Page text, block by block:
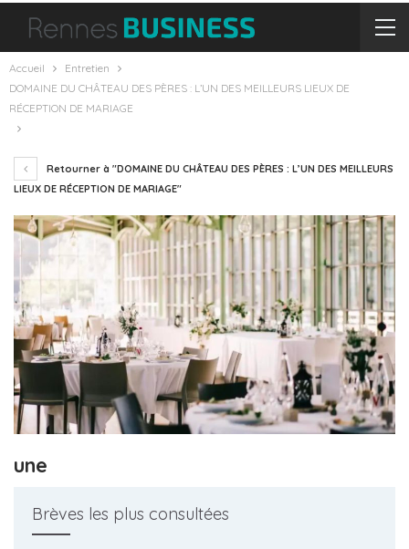
Accueil
Entretien
DOMAINE DU CHÂTEAU DES PÈRES : L’UN DES MEILLEURS LIEUX DE
RÉCEPTION DE MARIAGE
Retourner à "DOMAINE DU CHÂTEAU DES PÈRES : L’UN DES MEILLEURS
LIEUX DE RÉCEPTION DE MARIAGE"
une
Brèves les plus consultées